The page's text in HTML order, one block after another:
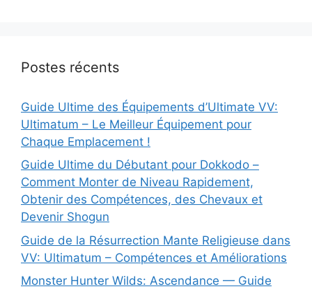
Postes récents
Guide Ultime des Équipements d’Ultimate VV:
Ultimatum – Le Meilleur Équipement pour
Chaque Emplacement !
Guide Ultime du Débutant pour Dokkodo –
Comment Monter de Niveau Rapidement,
Obtenir des Compétences, des Chevaux et
Devenir Shogun
Guide de la Résurrection Mante Religieuse dans
VV: Ultimatum – Compétences et Améliorations
Monster Hunter Wilds: Ascendance — Guide